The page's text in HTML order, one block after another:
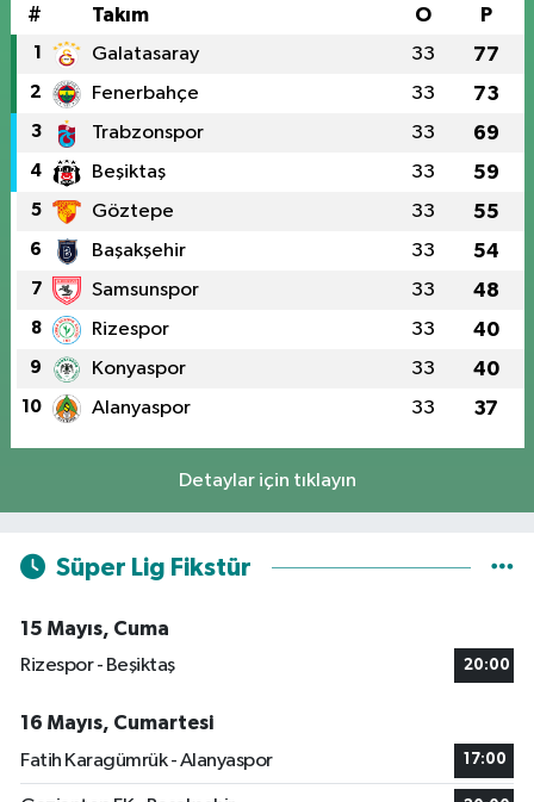
# Takım O P
1 Galatasaray 33 77
2 Fenerbahçe 33 73
3 Trabzonspor 33 69
4 Beşiktaş 33 59
5 Göztepe 33 55
6 Başakşehir 33 54
7 Samsunspor 33 48
8 Rizespor 33 40
9 Konyaspor 33 40
10 Alanyaspor 33 37
Detaylar için tıklayın
Süper Lig Fikstür
15 Mayıs, Cuma
Rizespor - Beşiktaş
20:00
16 Mayıs, Cumartesi
Fatih Karagümrük - Alanyaspor
17:00